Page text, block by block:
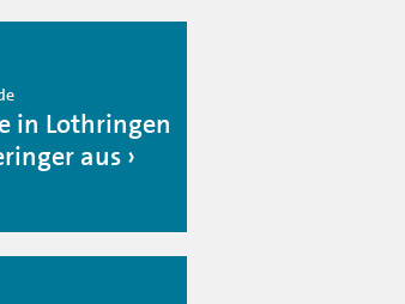
in Lothringen
aus